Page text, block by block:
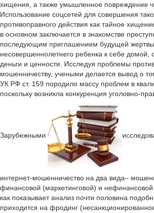
хищения, а также умышленное повреждение
Использование соцсетей для совершения
противоправного действия как тайное
в основном заключается в знакомстве
последующим приглашением будущей
несовершеннолетнего ребенка к себе домой,
деньги и ценности. Исследуя проблемы
мошенничеству, учеными делается вывод о
УК РФ ст. 159 породило массу проблем в
поскольку возникла конкуренция уголовно-
Зарубежными
интернет-мошенничество на два вида–
финансовой (маркетинговой) и
как показывает анализ почти половина
приходится на фродинг